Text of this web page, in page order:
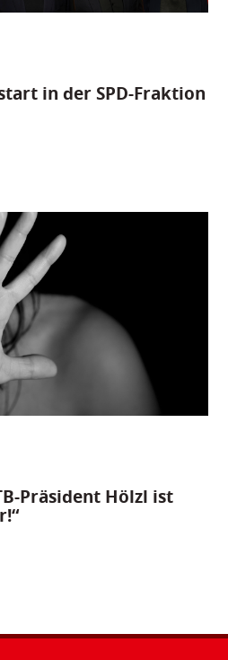
in der SPD-Fraktion
Präsident Hölzl ist